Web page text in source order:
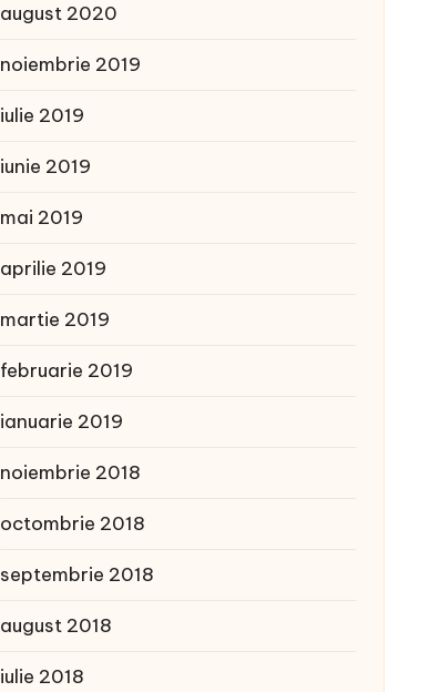
august 2020
noiembrie 2019
iulie 2019
iunie 2019
mai 2019
aprilie 2019
martie 2019
februarie 2019
ianuarie 2019
noiembrie 2018
octombrie 2018
septembrie 2018
august 2018
iulie 2018